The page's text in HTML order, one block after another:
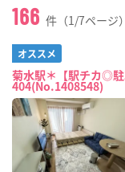
166 件（1/7ページ）
オススメ
菊水駅＊【駅チカ◎
404(No.1408548)